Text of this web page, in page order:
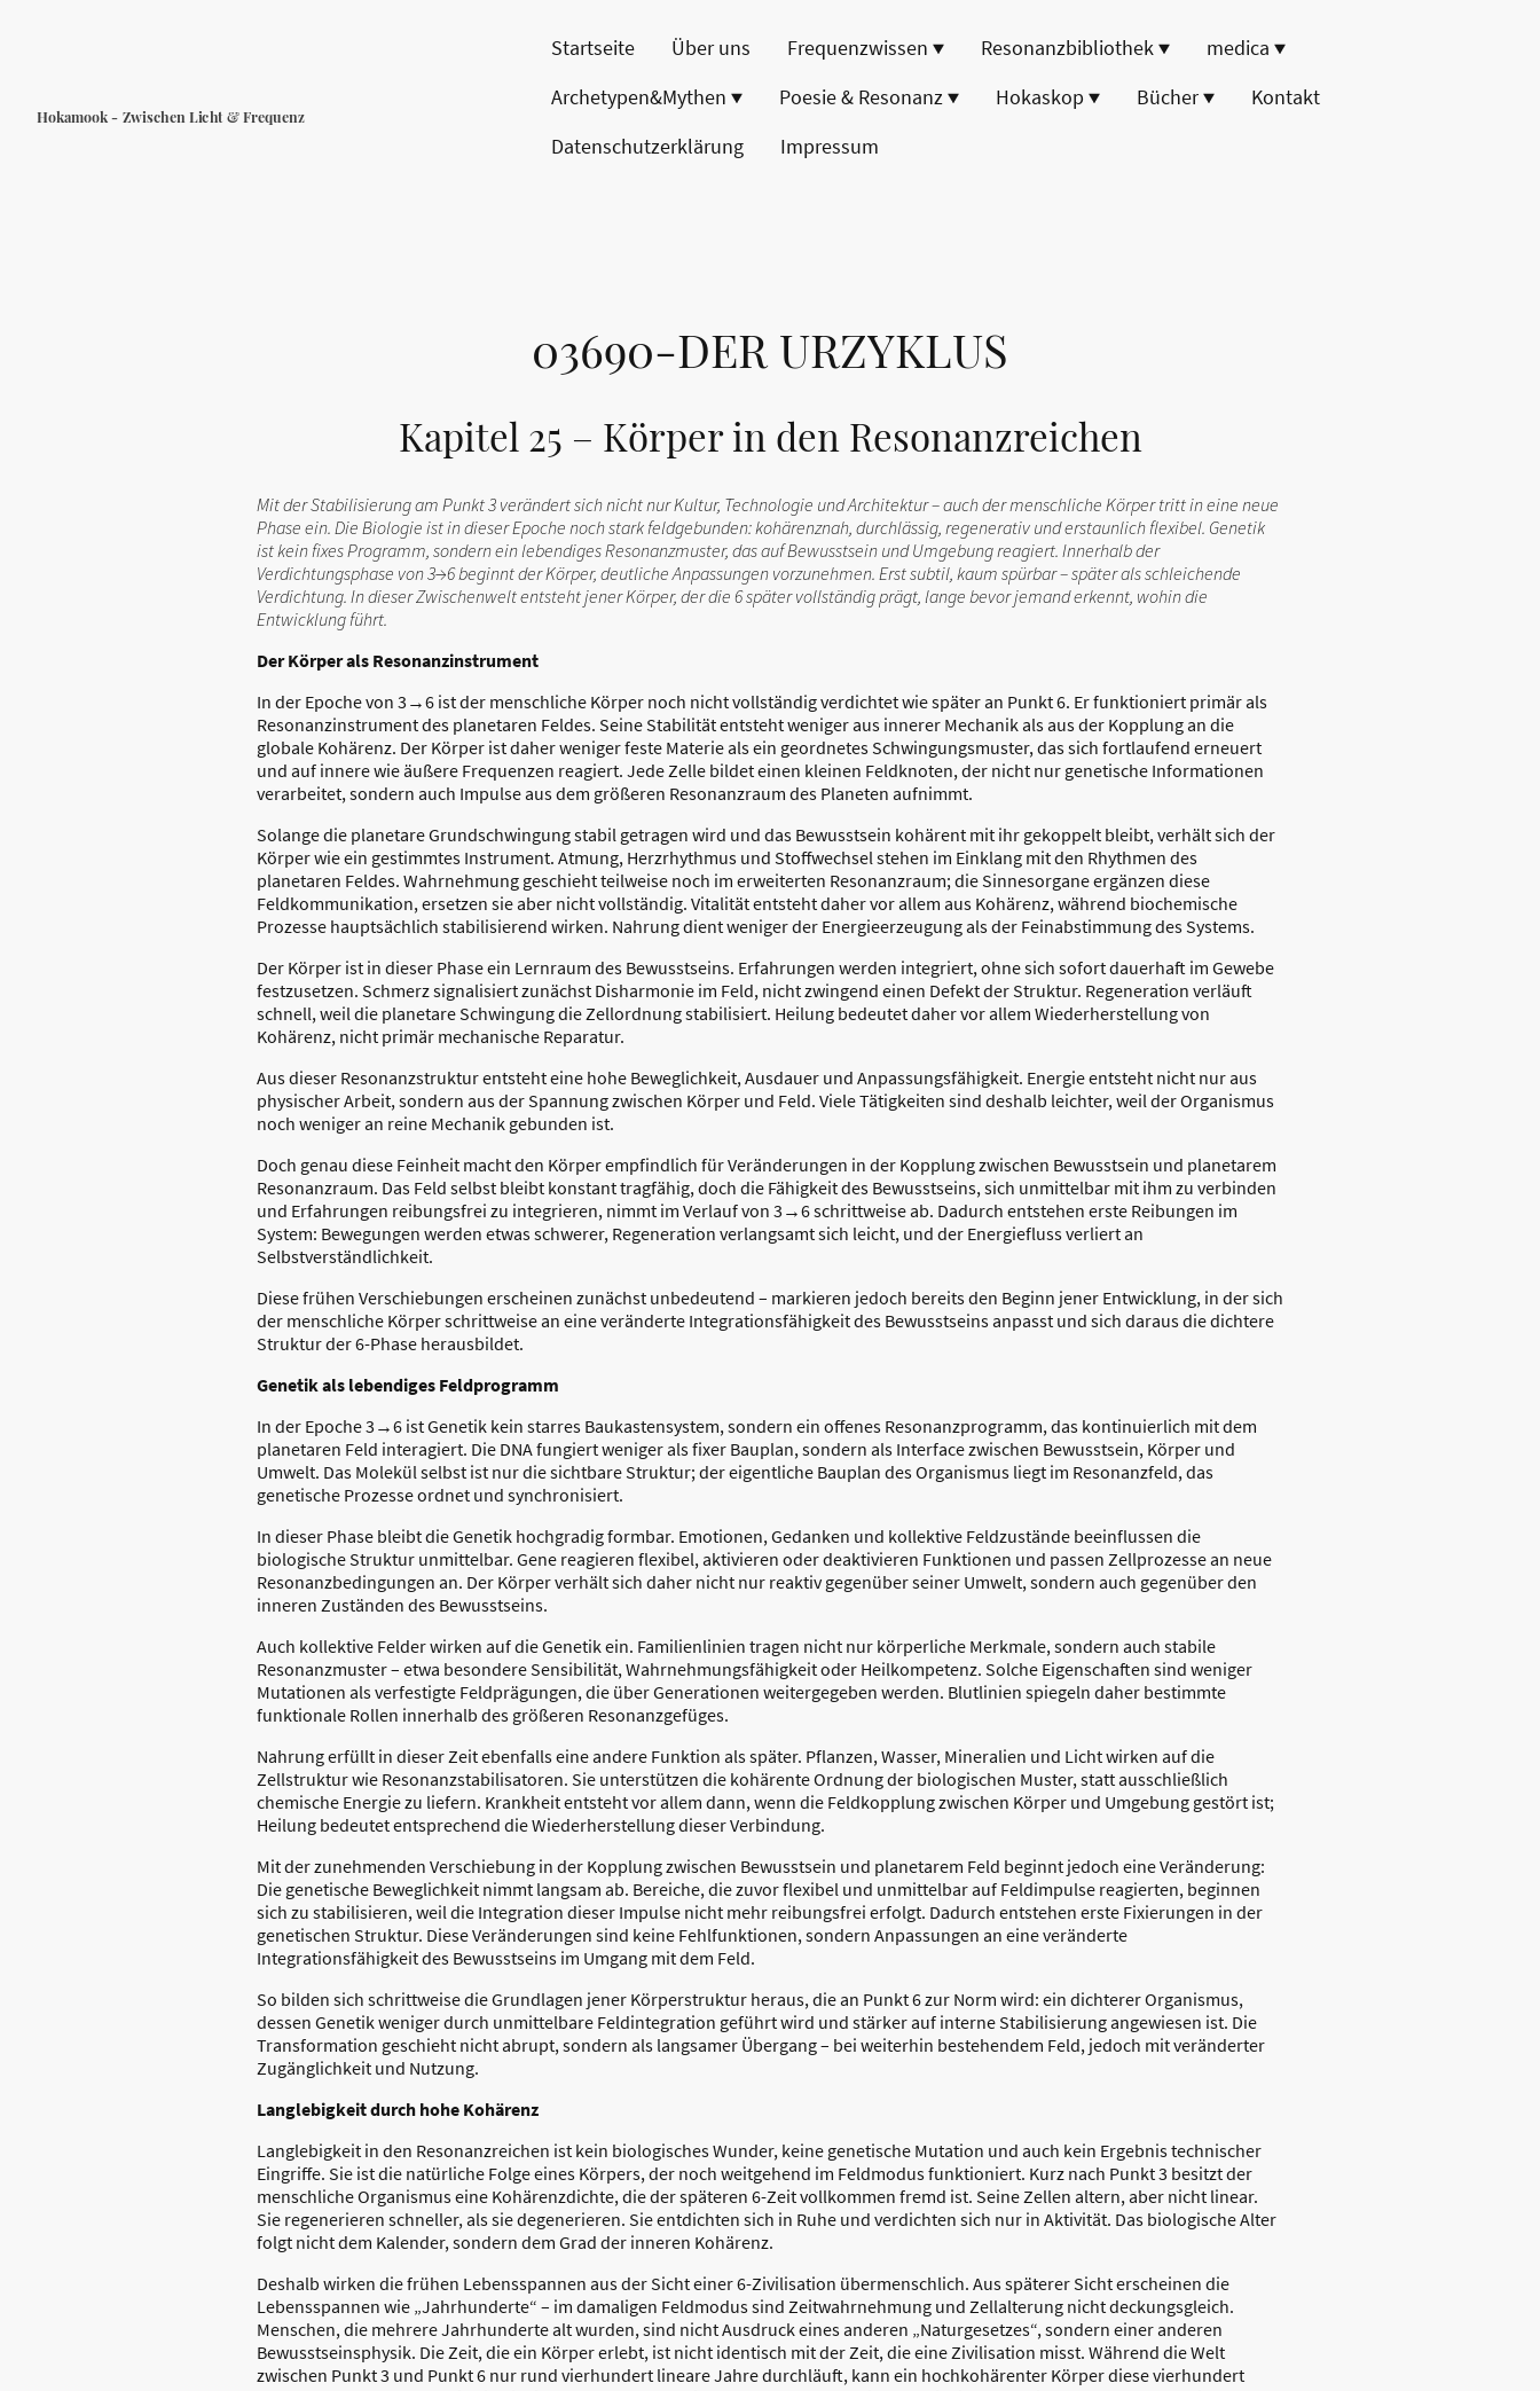
Hokamook - Zwischen Licht & Frequenz
Startseite Über uns Frequenzwissen Resonanzbibliothek
medica
Archetypen&Mythen
Poesie & Resonanz Hokaskop Bücher
Kontakt
Datenschutzerklärung
Impressum
03690-DER URZYKLUS
Kapitel 25 – Körper in den Resonanzreichen
Mit der Stabilisierung am Punkt 3 verändert sich nicht nur Kultur, Technologie und Architektur – auch der menschliche Körper tritt in eine neue
Phase ein. Die Biologie ist in dieser Epoche noch stark feldgebunden: kohärenznah, durchlässig, regenerativ und erstaunlich flexibel. Genetik
ist kein fixes Programm, sondern ein lebendiges Resonanzmuster, das auf Bewusstsein und Umgebung reagiert. Innerhalb der
Verdichtungsphase von 3→6 beginnt der Körper, deutliche Anpassungen vorzunehmen. Erst subtil, kaum spürbar – später als schleichende
Verdichtung. In dieser Zwischenwelt entsteht jener Körper, der die 6 später vollständig prägt, lange bevor jemand erkennt, wohin die
Entwicklung führt.
Der Körper als Resonanzinstrument
In der Epoche von 3→6 ist der menschliche Körper noch nicht vollständig verdichtet wie später an Punkt 6. Er funktioniert primär als
Resonanzinstrument des planetaren Feldes. Seine Stabilität entsteht weniger aus innerer Mechanik als aus der Kopplung an die
globale Kohärenz. Der Körper ist daher weniger feste Materie als ein geordnetes Schwingungsmuster, das sich fortlaufend erneuert
und auf innere wie äußere Frequenzen reagiert. Jede Zelle bildet einen kleinen Feldknoten, der nicht nur genetische Informationen
verarbeitet, sondern auch Impulse aus dem größeren Resonanzraum des Planeten aufnimmt.
Solange die planetare Grundschwingung stabil getragen wird und das Bewusstsein kohärent mit ihr gekoppelt bleibt, verhält sich der
Körper wie ein gestimmtes Instrument. Atmung, Herzrhythmus und Stoffwechsel stehen im Einklang mit den Rhythmen des
planetaren Feldes. Wahrnehmung geschieht teilweise noch im erweiterten Resonanzraum; die Sinnesorgane ergänzen diese
Feldkommunikation, ersetzen sie aber nicht vollständig. Vitalität entsteht daher vor allem aus Kohärenz, während biochemische
Prozesse hauptsächlich stabilisierend wirken. Nahrung dient weniger der Energieerzeugung als der Feinabstimmung des Systems.
Der Körper ist in dieser Phase ein Lernraum des Bewusstseins. Erfahrungen werden integriert, ohne sich sofort dauerhaft im Gewebe
festzusetzen. Schmerz signalisiert zunächst Disharmonie im Feld, nicht zwingend einen Defekt der Struktur. Regeneration verläuft
schnell, weil die planetare Schwingung die Zellordnung stabilisiert. Heilung bedeutet daher vor allem Wiederherstellung von
Kohärenz, nicht primär mechanische Reparatur.
Aus dieser Resonanzstruktur entsteht eine hohe Beweglichkeit, Ausdauer und Anpassungsfähigkeit. Energie entsteht nicht nur aus
physischer Arbeit, sondern aus der Spannung zwischen Körper und Feld. Viele Tätigkeiten sind deshalb leichter, weil der Organismus
noch weniger an reine Mechanik gebunden ist.
Doch genau diese Feinheit macht den Körper empfindlich für Veränderungen in der Kopplung zwischen Bewusstsein und planetarem
Resonanzraum. Das Feld selbst bleibt konstant tragfähig, doch die Fähigkeit des Bewusstseins, sich unmittelbar mit ihm zu verbinden
und Erfahrungen reibungsfrei zu integrieren, nimmt im Verlauf von 3→6 schrittweise ab. Dadurch entstehen erste Reibungen im
System: Bewegungen werden etwas schwerer, Regeneration verlangsamt sich leicht, und der Energiefluss verliert an
Selbstverständlichkeit.
Diese frühen Verschiebungen erscheinen zunächst unbedeutend – markieren jedoch bereits den Beginn jener Entwicklung, in der sich
der menschliche Körper schrittweise an eine veränderte Integrationsfähigkeit des Bewusstseins anpasst und sich daraus die dichtere
Struktur der 6-Phase herausbildet.
Genetik als lebendiges Feldprogramm
In der Epoche 3→6 ist Genetik kein starres Baukastensystem, sondern ein offenes Resonanzprogramm, das kontinuierlich mit dem
planetaren Feld interagiert. Die DNA fungiert weniger als fixer Bauplan, sondern als Interface zwischen Bewusstsein, Körper und
Umwelt. Das Molekül selbst ist nur die sichtbare Struktur; der eigentliche Bauplan des Organismus liegt im Resonanzfeld, das
genetische Prozesse ordnet und synchronisiert.
In dieser Phase bleibt die Genetik hochgradig formbar. Emotionen, Gedanken und kollektive Feldzustände beeinflussen die
biologische Struktur unmittelbar. Gene reagieren flexibel, aktivieren oder deaktivieren Funktionen und passen Zellprozesse an neue
Resonanzbedingungen an. Der Körper verhält sich daher nicht nur reaktiv gegenüber seiner Umwelt, sondern auch gegenüber den
inneren Zuständen des Bewusstseins.
Auch kollektive Felder wirken auf die Genetik ein. Familienlinien tragen nicht nur körperliche Merkmale, sondern auch stabile
Resonanzmuster – etwa besondere Sensibilität, Wahrnehmungsfähigkeit oder Heilkompetenz. Solche Eigenschaften sind weniger
Mutationen als verfestigte Feldprägungen, die über Generationen weitergegeben werden. Blutlinien spiegeln daher bestimmte
funktionale Rollen innerhalb des größeren Resonanzgefüges.
Nahrung erfüllt in dieser Zeit ebenfalls eine andere Funktion als später. Pflanzen, Wasser, Mineralien und Licht wirken auf die
Zellstruktur wie Resonanzstabilisatoren. Sie unterstützen die kohärente Ordnung der biologischen Muster, statt ausschließlich
chemische Energie zu liefern. Krankheit entsteht vor allem dann, wenn die Feldkopplung zwischen Körper und Umgebung gestört ist;
Heilung bedeutet entsprechend die Wiederherstellung dieser Verbindung.
Mit der zunehmenden Verschiebung in der Kopplung zwischen Bewusstsein und planetarem Feld beginnt jedoch eine Veränderung:
Die genetische Beweglichkeit nimmt langsam ab. Bereiche, die zuvor flexibel und unmittelbar auf Feldimpulse reagierten, beginnen
sich zu stabilisieren, weil die Integration dieser Impulse nicht mehr reibungsfrei erfolgt. Dadurch entstehen erste Fixierungen in der
genetischen Struktur. Diese Veränderungen sind keine Fehlfunktionen, sondern Anpassungen an eine veränderte
Integrationsfähigkeit des Bewusstseins im Umgang mit dem Feld.
So bilden sich schrittweise die Grundlagen jener Körperstruktur heraus, die an Punkt 6 zur Norm wird: ein dichterer Organismus,
dessen Genetik weniger durch unmittelbare Feldintegration geführt wird und stärker auf interne Stabilisierung angewiesen ist. Die
Transformation geschieht nicht abrupt, sondern als langsamer Übergang – bei weiterhin bestehendem Feld, jedoch mit veränderter
Zugänglichkeit und Nutzung.
Langlebigkeit durch hohe Kohärenz
Langlebigkeit in den Resonanzreichen ist kein biologisches Wunder, keine genetische Mutation und auch kein Ergebnis technischer
Eingriffe. Sie ist die natürliche Folge eines Körpers, der noch weitgehend im Feldmodus funktioniert. Kurz nach Punkt 3 besitzt der
menschliche Organismus eine Kohärenzdichte, die der späteren 6-Zeit vollkommen fremd ist. Seine Zellen altern, aber nicht linear.
Sie regenerieren schneller, als sie degenerieren. Sie entdichten sich in Ruhe und verdichten sich nur in Aktivität. Das biologische Alter
folgt nicht dem Kalender, sondern dem Grad der inneren Kohärenz.
Deshalb wirken die frühen Lebensspannen aus der Sicht einer 6-Zivilisation übermenschlich. Aus späterer Sicht erscheinen die
Lebensspannen wie „Jahrhunderte“ – im damaligen Feldmodus sind Zeitwahrnehmung und Zellalterung nicht deckungsgleich.
Menschen, die mehrere Jahrhunderte alt wurden, sind nicht Ausdruck eines anderen „Naturgesetzes“, sondern einer anderen
Bewusstseinsphysik. Die Zeit, die ein Körper erlebt, ist nicht identisch mit der Zeit, die eine Zivilisation misst. Während die Welt
zwischen Punkt 3 und Punkt 6 nur rund vierhundert lineare Jahre durchläuft, kann ein hochkohärenter Körper diese vierhundert